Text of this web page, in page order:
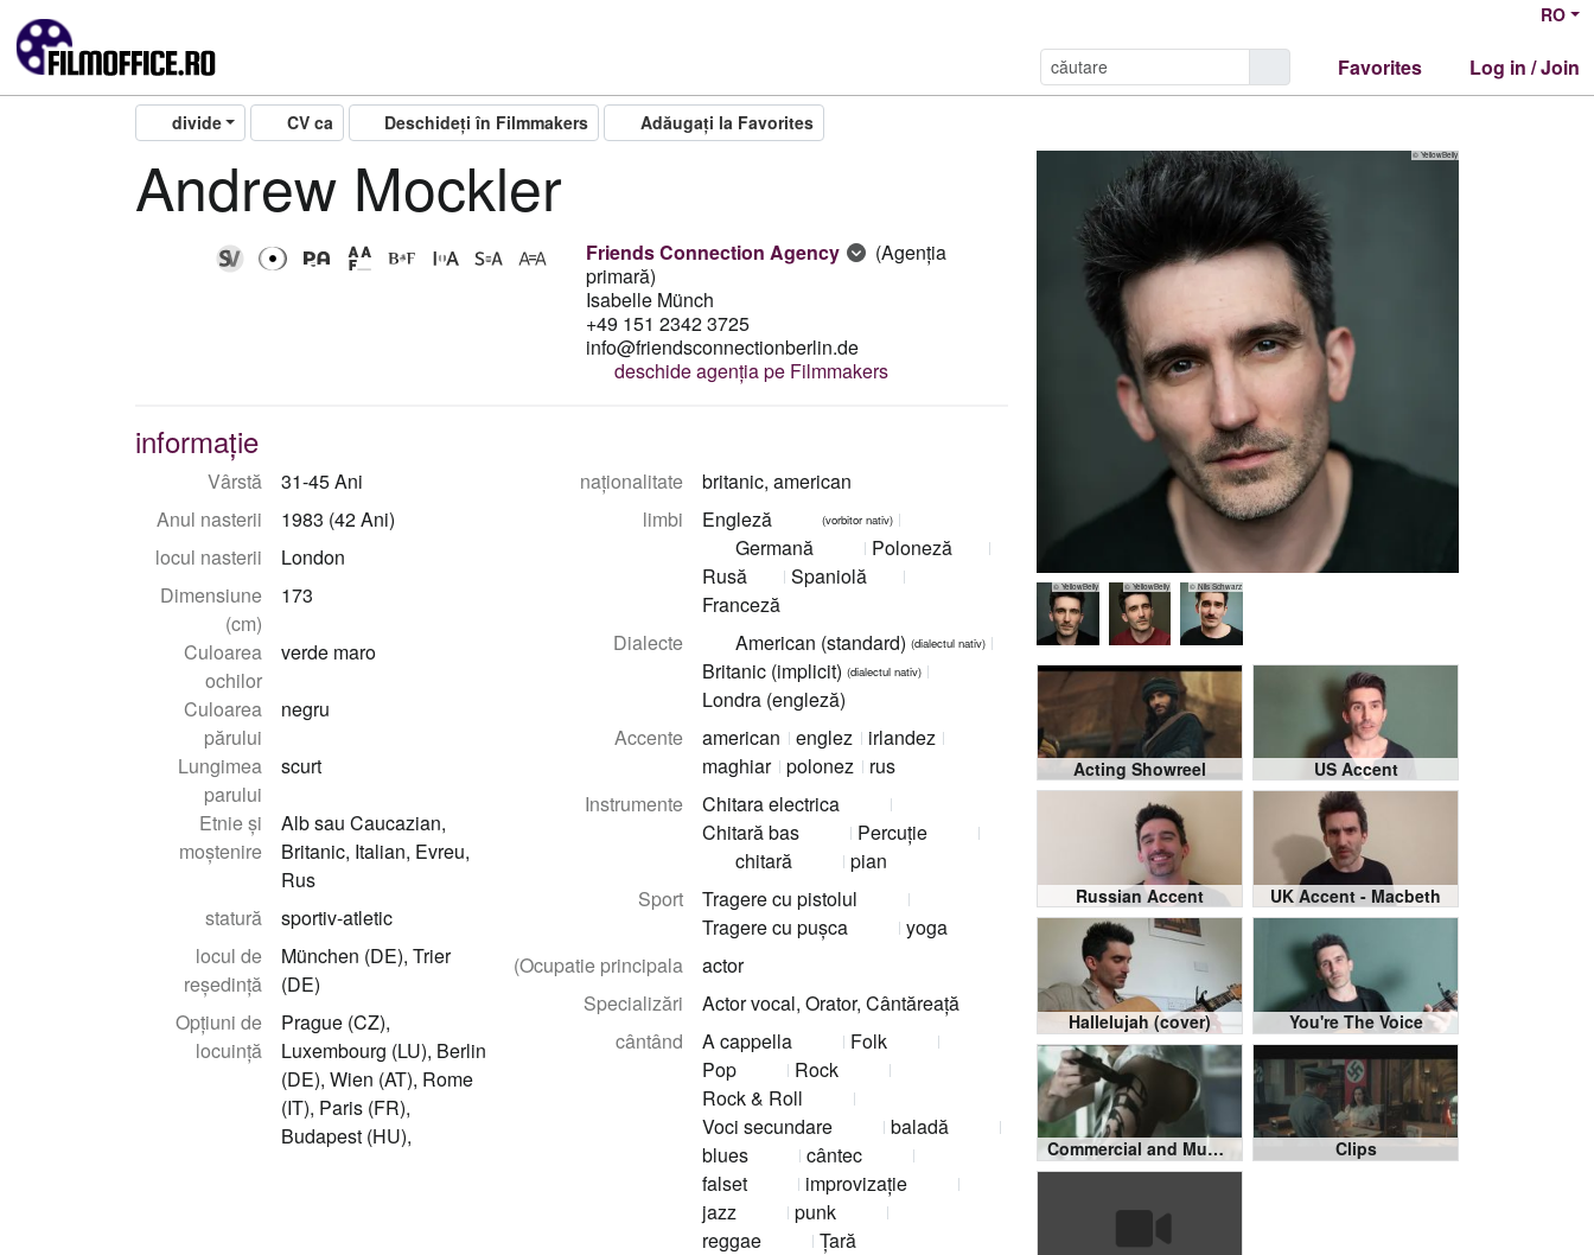
RO
Favorites Log in / Join
divide CV ca Deschideți în Filmmakers Adăugați la Favorites
© YellowBelly
© YellowBelly © YellowBelly © Nils Schwarz
Acting Showreel US Accent
Russian Accent UK Accent - Macbeth
Hallelujah (cover) You're The Voice
Commercial and Music Video Reel 2021 Clips
Andrew Mockler
Friends Connection Agency
(Agenția
primară)
Isabelle Münch
+49 151 2342 3725
info@friendsconnectionberlin.de
deschide agenția pe Filmmakers
informație
Vârstă
31-45 Ani
Anul nasterii
1983 (42 Ani)
locul nasterii
London
Dimensiune
(cm)
173
Culoarea
ochilor
verde maro
Culoarea
părului
negru
Lungimea
parului
scurt
Etnie și
moștenire
Alb sau Caucazian,
Britanic, Italian, Evreu,
Rus
statură
sportiv-atletic
locul de
reședință
München (DE), Trier
(DE)
Opțiuni de
locuință
Prague (CZ),
Luxembourg (LU), Berlin
(DE), Wien (AT), Rome
(IT), Paris (FR),
Budapest (HU),
naţionalitate
britanic, american
limbi
Engleză (vorbitor nativ)
Germană
Poloneză
Rusă
Spaniolă
Franceză
Dialecte
American (standard) (dialectul nativ)
Britanic (implicit) (dialectul nativ)
Londra (engleză)
Accente
american englez
irlandez
maghiar polonez
rus
Instrumente
Chitara electrica
Chitară bas
Percuţie
chitară
pian
Sport
Tragere cu pistolul
Tragere cu pușca
yoga
(Ocupatie principala
actor
Specializări
Actor vocal, Orator, Cântăreaţă
cântând
A cappella
Folk
Pop
Rock
Rock & Roll
Voci secundare
baladă
blues
cântec
falset
improvizaţie
jazz
punk
reggae
Țară